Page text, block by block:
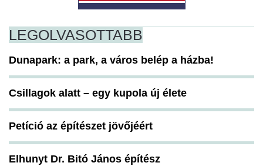
LEGOLVASOTTABB
Dunapark: a park, a város belép a házba!
Csillagok alatt – egy kupola új élete
Petíció az építészet jövőjéért
Elhunyt Dr. Bitó János építész